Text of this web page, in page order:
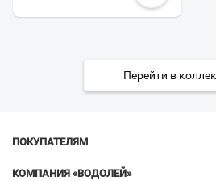
Перейти в
ПОКУПАТЕЛЯМ
КОМПАНИЯ «ВОДОЛЕЙ»